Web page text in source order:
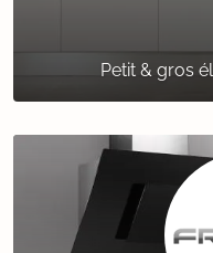
Petit & gros